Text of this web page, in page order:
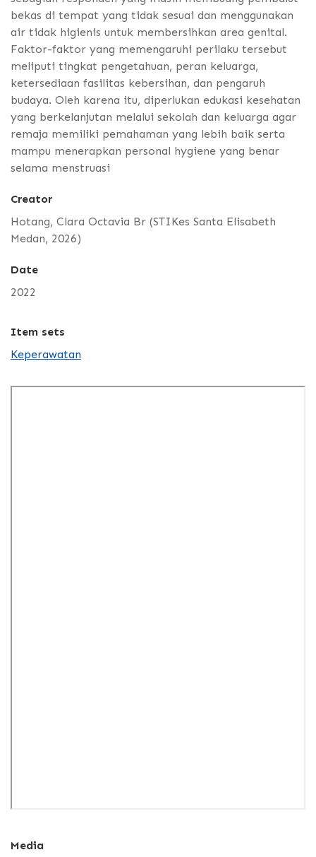
bekas di tempat yang tidak sesuai dan menggunakan
air tidak higienis untuk membersihkan area genital.
Faktor-faktor yang memengaruhi perilaku tersebut
meliputi tingkat pengetahuan, peran keluarga,
ketersediaan fasilitas kebersihan, dan pengaruh
budaya. Oleh karena itu, diperlukan edukasi kesehatan
yang berkelanjutan melalui sekolah dan keluarga agar
remaja memiliki pemahaman yang lebih baik serta
mampu menerapkan personal hygiene yang benar
selama menstruasi
Creator
Hotang, Clara Octavia Br (STIKes Santa Elisabeth
Medan, 2026)
Date
2022
Item sets
Keperawatan
Media